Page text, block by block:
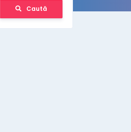
Caută